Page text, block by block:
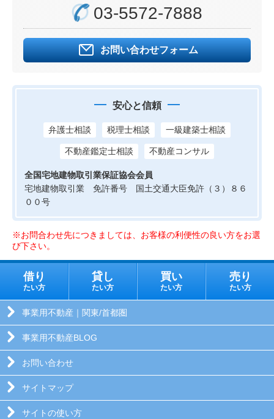
03-5572-7888
お問い合わせフォーム
安心と信頼
弁護士相談 税理士相談 一級建築士相談
不動産鑑定士相談 不動産コンサル
全国宅地建物取引業保証協会会員
宅地建物取引業 免許番号 国土交通大臣免許（３）８６
００号
※お問合わせ先につきましては、お客様の利便性の良い方をお選
び下さい。
借り
たい方
貸し
たい方
買い
たい方
売り
たい方
事業用不動産｜関東/首都圏
事業用不動産BLOG
お問い合わせ
サイトマップ
サイトの使い方